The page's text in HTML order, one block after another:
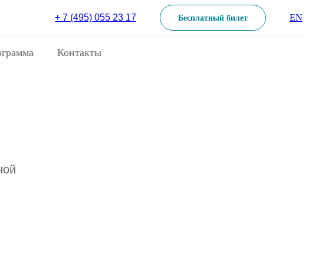
+ 7 (495) 055 23 17 Бесплатный билет EN
Контакты